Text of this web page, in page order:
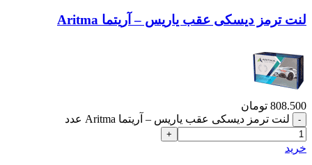
لنت ترمز دیسکی عقب یاریس – آریتما Aritma
808.500 تومان
لنت ترمز دیسکی عقب یاریس – آریتما Aritma عدد
خرید